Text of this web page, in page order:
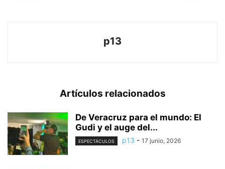
p13
Artículos relacionados
De Veracruz para el mundo: El
Gudi y el auge del...
ESPECTÁCULOS p13 - 17 junio, 2026